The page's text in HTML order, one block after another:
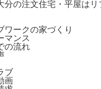
分の注文住宅・平屋はリ
ワークの家づくり
マンス
の流れ
ブ
画